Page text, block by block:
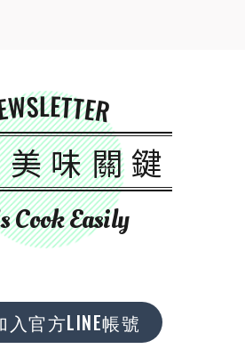
味關鍵
Cook Easily
入官方LINE帳號